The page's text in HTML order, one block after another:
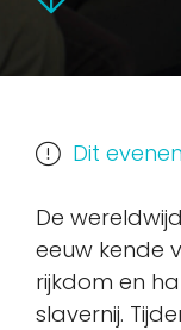
Dit
De
eeuw kende
rijkdom en
slavernij.